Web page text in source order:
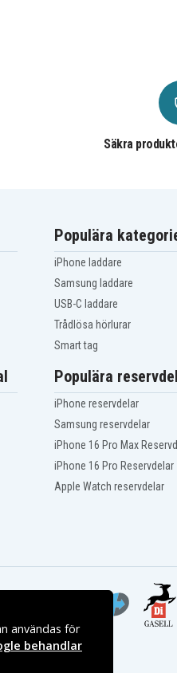
Säkra
Populära
iPhone laddare
Samsung laddare
USB-C laddare
Trådlösa hörlurar
Smart tag
Populära
iPhone reservdelar
Samsung reservdelar
iPhone 16 Pro Max
iPhone 16 Pro Reservdelar
Apple Watch reservdelar
användas för
behandlar